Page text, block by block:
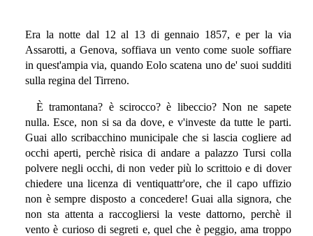
Era la notte dal 12 al 13 di gennaio 1857, e per la via
Assarotti, a Genova, soffiava un vento come suole soffiare
in quest'ampia via, quando Eolo scatena uno de' suoi sudditi
sulla regina del Tirreno.
È tramontana? è scirocco? è libeccio? Non ne sapete
nulla. Esce, non si sa da dove, e v'investe da tutte le parti.
Guai allo scribacchino municipale che si lascia cogliere ad
occhi aperti, perchè risica di andare a palazzo Tursi colla
polvere negli occhi, di non veder più lo scrittoio e di dover
chiedere una licenza di ventiquattr'ore, che il capo uffizio
non è sempre disposto a concedere! Guai alla signora, che
non sta attenta a raccogliersi la veste dattorno, perchè il
vento è curioso di segreti e, quel che è peggio, ama troppo